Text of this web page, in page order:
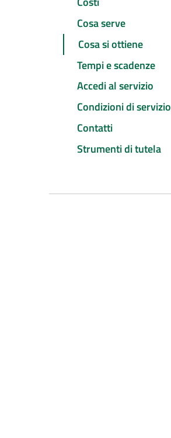
Cosa serve
Cosa si ottiene
Tempi e scadenze
Accedi al servizio
Condizioni di servizio
Contatti
Strumenti di tutela